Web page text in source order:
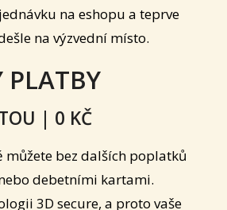
na eshopu a teprve
na výzvední místo.
PLATBY
| 0 KČ
můžete bez dalších poplatků
debetními kartami.
3D secure, a proto vaše